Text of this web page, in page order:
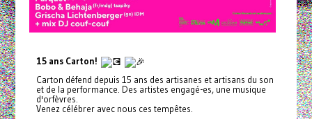
15 ans Carton!
Carton défend depuis 15 ans des artisanes et artisans du son
et de la performance. Des artistes engagé-es, une musique
d'orfèvres.
Venez célébrer avec nous ces tempêtes.